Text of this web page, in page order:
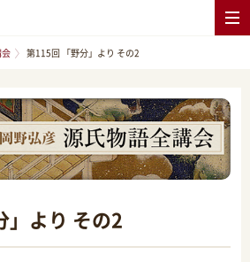
第115回 「野分」より その2
」より その2